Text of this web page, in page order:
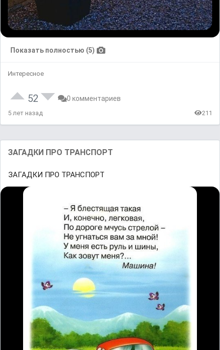
Показать полностью (5)
Интересное
52 0 комментариев
5 лет назад 211
ЗАГАДКИ ПРО ТРАНСПОРТ
ЗАГАДКИ ПРО ТРАНСПОРТ